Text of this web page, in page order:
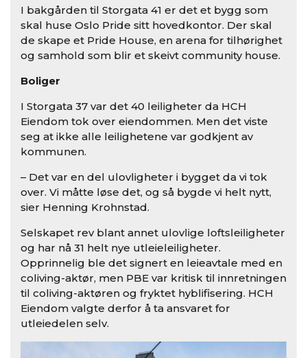
I bakgården til Storgata 41 er det et bygg som
skal huse Oslo Pride sitt hovedkontor. Der skal
de skape et Pride House, en arena for tilhørighet
og samhold som blir et skeivt community house.
Boliger
I Storgata 37 var det 40 leiligheter da HCH
Eiendom tok over eiendommen. Men det viste
seg at ikke alle leilighetene var godkjent av
kommunen.
– Det var en del ulovligheter i bygget da vi tok
over. Vi måtte løse det, og så bygde vi helt nytt,
sier Henning Krohnstad.
Selskapet rev blant annet ulovlige loftsleiligheter
og har nå 31 helt nye utleieleiligheter.
Opprinnelig ble det signert en leieavtale med en
coliving-aktør, men PBE var kritisk til innretningen
til coliving-aktøren og fryktet hyblifisering. HCH
Eiendom valgte derfor å ta ansvaret for
utleiedelen selv.